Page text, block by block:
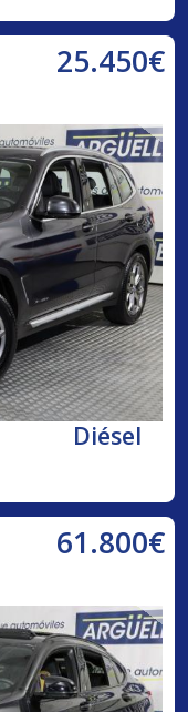
25.450€
Diésel
61.800€